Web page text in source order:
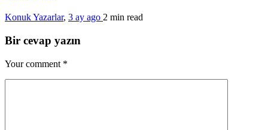
Konuk Yazarlar, 3 ay ago 2 min read
Bir cevap yazın
Your comment *